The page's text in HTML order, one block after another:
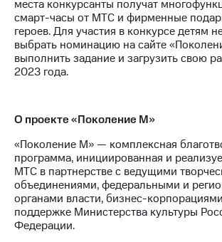
деловая этика
На главную
места конкурсанты получат
смарт-часы от МТС и фирменные
героев. Для участия в конкурсе детям
выбрать номинацию на сайте
выполнить задание и загрузить свою
2023 года.
О проекте «Поколение М»
«Поколение М» — комплексная
программа, инициированная и
МТС в партнерстве с ведущими
объединениями, федеральными и
органами власти, бизнес-
поддержке Министерства культуры
Федерации.